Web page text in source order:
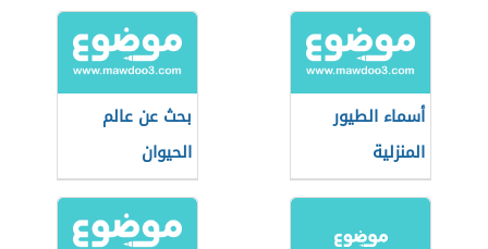
أسماء الطيور
المنزلية
بحث عن عالم
الحيوان